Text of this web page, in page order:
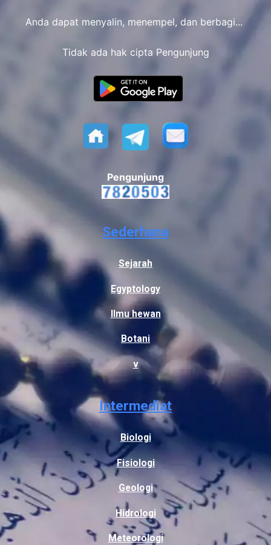
Anda dapat menyalin, menempel, dan berbagi...
Tidak ada hak cipta Pengunjung
Pengunjung
Sederhana
Sejarah
Egyptology
Ilmu hewan
Botani
v
Intermediat
Biologi
Fisiologi
Geologi
Hidrologi
Meteorologi